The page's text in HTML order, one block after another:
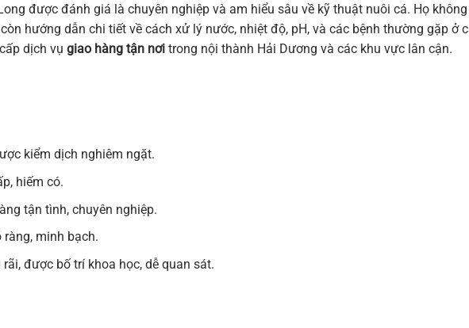
được đánh giá là chuyên nghiệp và am hiểu sâu về kỹ thuật nuôi cá. Họ
hướng dẫn chi tiết về cách xử lý nước, nhiệt độ, pH, và các bệnh thường gặp ở
dịch vụ giao hàng tận nơi trong nội thành Hải Dương và các khu vực lân cận.
kiểm dịch nghiêm ngặt.
hiếm có.
tận tình, chuyên nghiệp.
ràng, minh bạch.
được bố trí khoa học, dễ quan sát.